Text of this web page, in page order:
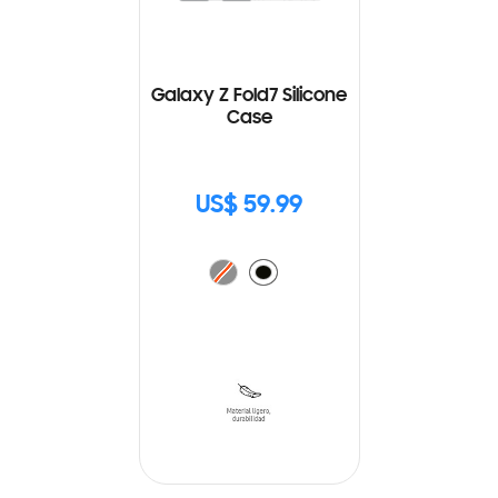
Galaxy Z Fold7 Silicone
Case
US$ 59.99